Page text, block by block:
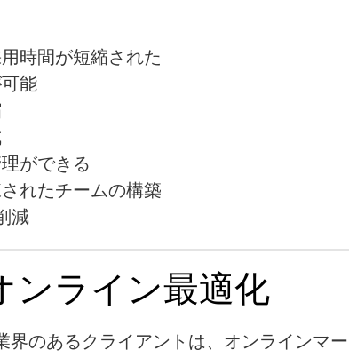
時間が短縮された
能
ができる
れたチームの構築
減
ンライン最適化
界のあるクライアントは、オンラインマー